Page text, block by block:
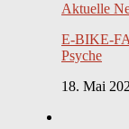
Aktuelle
E-BIKE-
Psyche
18. Mai